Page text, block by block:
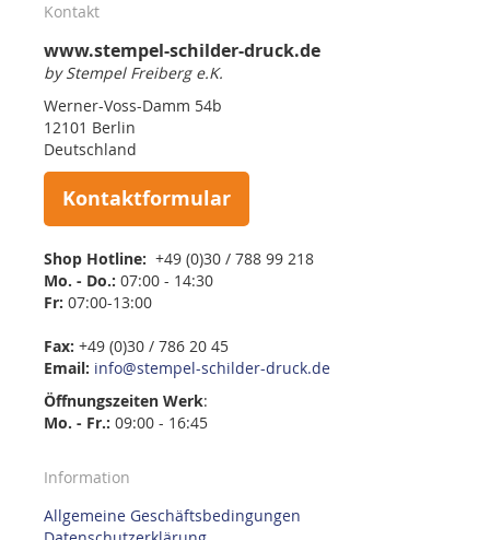
Kontakt
www.stempel-schilder-druck.de
by Stempel Freiberg e.K.
Werner-Voss-Damm 54b
12101 Berlin
Deutschland
Kontaktformular
Shop Hotline: +49 (0)30 / 788 99 218
Mo. - Do.: 07:00 - 14:30
Fr: 07:00-13:00
Fax: +49 (0)30 / 786 20 45
Email: info@stempel-schilder-druck.de
Öffnungszeiten Werk:
Mo. - Fr.: 09:00 - 16:45
Information
Allgemeine Geschäftsbedingungen